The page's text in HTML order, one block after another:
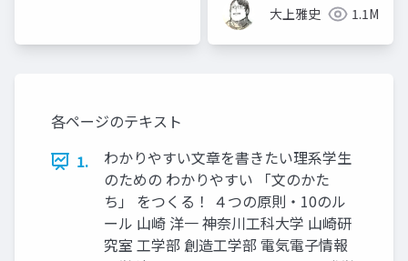
大上雅史 1.1M
各ページのテキスト
1.
わかりやすい文章を書きたい理系学生
のための わかりやすい 「文のかた
ち」 をつくる！ ４つの原則・10のル
ール 山崎 洋一 神奈川工科大学 山崎研
究室 工学部 創造工学部 電気電子情報